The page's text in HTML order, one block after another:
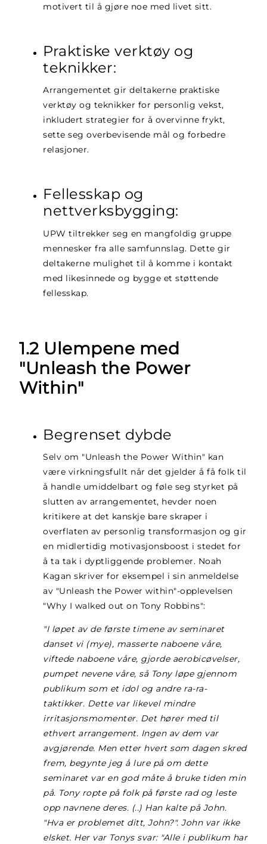
motivert til å gjøre noe med livet sitt.
Praktiske verktøy og
teknikker:
Arrangementet gir deltakerne praktiske
verktøy og teknikker for personlig vekst,
inkludert strategier for å overvinne frykt,
sette seg overbevisende mål og forbedre
relasjoner.
Fellesskap og
nettverksbygging:
UPW tiltrekker seg en mangfoldig gruppe
mennesker fra alle samfunnslag. Dette gir
deltakerne mulighet til å komme i kontakt
med likesinnede og bygge et støttende
fellesskap.
1.2 Ulempene med
"Unleash the Power
Within"
Begrenset dybde
Selv om "Unleash the Power Within" kan
være virkningsfullt når det gjelder å få folk til
å handle umiddelbart og føle seg styrket på
slutten av arrangementet, hevder noen
kritikere at det kanskje bare skraper i
overflaten av personlig transformasjon og gir
en midlertidig motivasjonsboost i stedet for
å ta tak i dyptliggende problemer. Noah
Kagan skriver for eksempel i sin anmeldelse
av "Unleash the Power within"-opplevelsen
"Why I walked out on Tony Robbins":
"I løpet av de første timene av seminaret
danset vi (mye), masserte naboene våre,
viftede naboene våre, gjorde aerobicøvelser,
pumpet nevene våre, så Tony løpe gjennom
publikum som et idol og andre ra-ra-
taktikker. Dette var likevel mindre
irritasjonsmomenter. Det hører med til
ethvert arrangement. Ingen av dem var
avgjørende. Men etter hvert som dagen skred
frem, begynte jeg å lure på om dette
seminaret var en god måte å bruke tiden min
på. Tony ropte på folk på første rad og leste
opp navnene deres. (..) Han kalte på John.
"Hva er problemet ditt, John?". John var ikke
elsket. Her var Tonys svar: "Alle i publikum har